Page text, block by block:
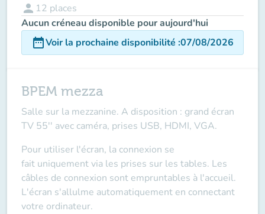
person 12 places
Aucun créneau disponible pour aujourd'hui
date_rangeVoir la prochaine disponibilité :07/08/2026
BPEM mezza
Salle sur la mezzanine. A disposition : grand écran
TV 55'' avec caméra, prises USB, HDMI, VGA.
Pour utiliser l'écran, la connexion se
fait uniquement via les prises sur les tables. Les
câbles de connexion sont empruntables à l'accueil.
L'écran s'allulme automatiquement en connectant
votre ordinateur.